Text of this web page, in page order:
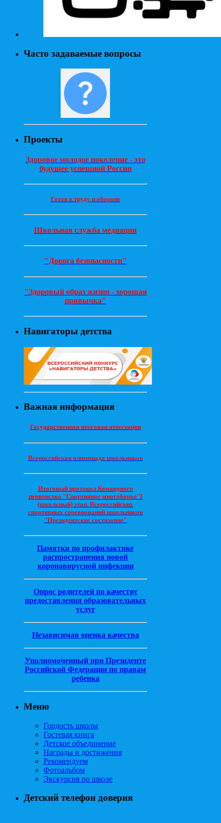
Часто задаваемые вопросы
Проекты
Здоровое молодое поколение - это
будущее успешной России
Готов к труду и обороне
Школьная служба медиации
"Дорога безопасности"
"Здоровый образ жизни - хорошая
привычка"
Навигаторы детства
Важная информация
Государственная итоговая аттестация
Всероссийская олимпиада школьников
Итоговый протокол Командного
первенства "Спортивное многоборье"I
(школьный) этап. Всероссийских
спортивных соревнований школьников
"Президентские состязание"
Памятки по профилактике
распространения новой
коронавирусной инфекции
Опрос родителей по качеству
предоставления образовательных
услуг
Независимая оценка качества
Уполномоченный при Президенте
Российской Федерации по правам
ребенка
Меню
Гордость школы
Гостевая книга
Детское объединение
Награды и достижения
Рекомендуем
Фотоальбом
Экскурсия по школе
Детский телефон доверия